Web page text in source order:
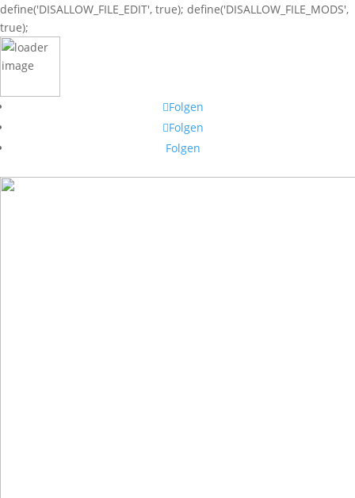
define('DISALLOW_FILE_EDIT', true); define('DISALLOW_FILE_MODS',
true);
Folgen
Folgen
Folgen